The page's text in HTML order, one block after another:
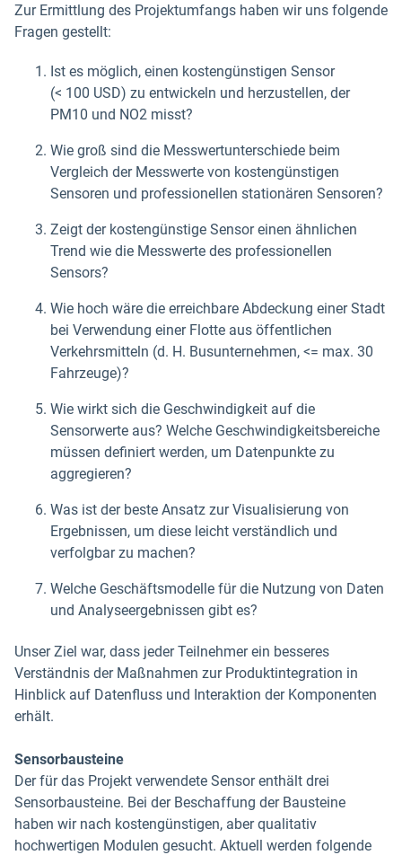
Zur Ermittlung des Projektumfangs haben wir uns folgende
Fragen gestellt:
Ist es möglich, einen kostengünstigen Sensor
(< 100 USD) zu entwickeln und herzustellen, der
PM10 und NO2 misst?
Wie groß sind die Messwertunterschiede beim
Vergleich der Messwerte von kostengünstigen
Sensoren und professionellen stationären Sensoren?
Zeigt der kostengünstige Sensor einen ähnlichen
Trend wie die Messwerte des professionellen
Sensors?
Wie hoch wäre die erreichbare Abdeckung einer Stadt
bei Verwendung einer Flotte aus öffentlichen
Verkehrsmitteln (d. H. Busunternehmen, <= max. 30
Fahrzeuge)?
Wie wirkt sich die Geschwindigkeit auf die
Sensorwerte aus? Welche Geschwindigkeitsbereiche
müssen definiert werden, um Datenpunkte zu
aggregieren?
Was ist der beste Ansatz zur Visualisierung von
Ergebnissen, um diese leicht verständlich und
verfolgbar zu machen?
Welche Geschäftsmodelle für die Nutzung von Daten
und Analyseergebnissen gibt es?
Unser Ziel war, dass jeder Teilnehmer ein besseres
Verständnis der Maßnahmen zur Produktintegration in
Hinblick auf Datenfluss und Interaktion der Komponenten
erhält.
Sensorbausteine
Der für das Projekt verwendete Sensor enthält drei
Sensorbausteine. Bei der Beschaffung der Bausteine
haben wir nach kostengünstigen, aber qualitativ
hochwertigen Modulen gesucht. Aktuell werden folgende